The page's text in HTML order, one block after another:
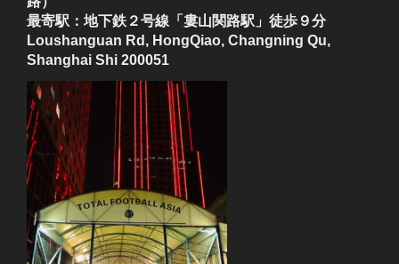
最寄駅：地下鉄２号線「婁山関路駅」徒歩９分
Loushanguan Rd, HongQiao, Changning Qu,
Shanghai Shi 200051